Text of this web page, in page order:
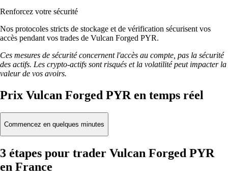
Renforcez votre sécurité
Nos protocoles stricts de stockage et de vérification sécurisent vos
accès pendant vos trades de Vulcan Forged PYR.
Ces mesures de sécurité concernent l'accès au compte, pas la sécurité
des actifs. Les crypto-actifs sont risqués et la volatilité peut impacter la
valeur de vos avoirs.
Prix Vulcan Forged PYR en temps réel
Commencez en quelques minutes
3 étapes pour trader Vulcan Forged PYR
en France